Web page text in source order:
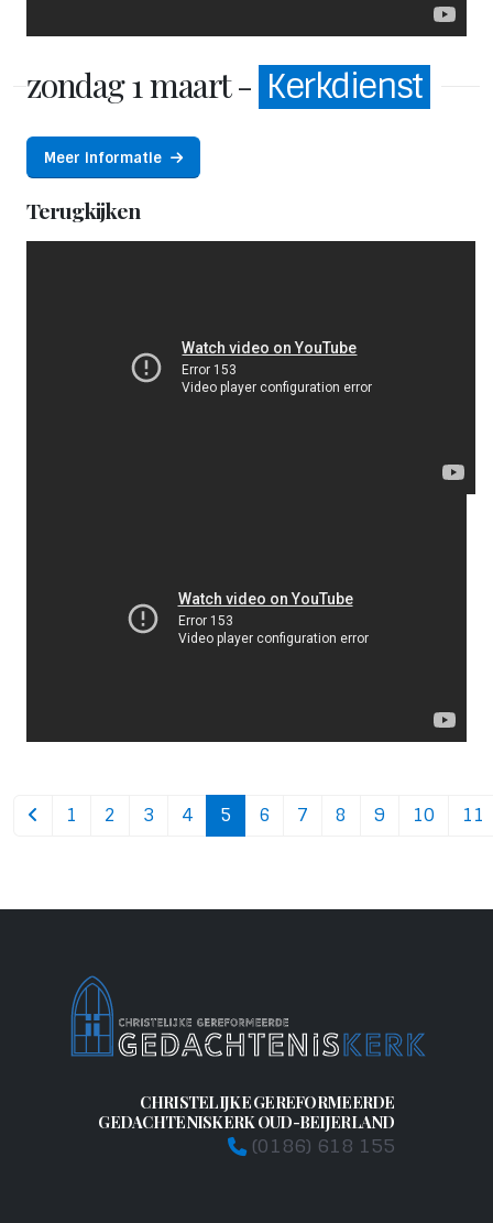
zondag 1 maart - Kerkdienst
Meer informatie
Terugkijken
1 2 3 4 5 6 7 8 9 10 11
CHRISTELIJKE GEREFORMEERDE
GEDACHTENISKERK OUD-BEIJERLAND
(0186) 618 155